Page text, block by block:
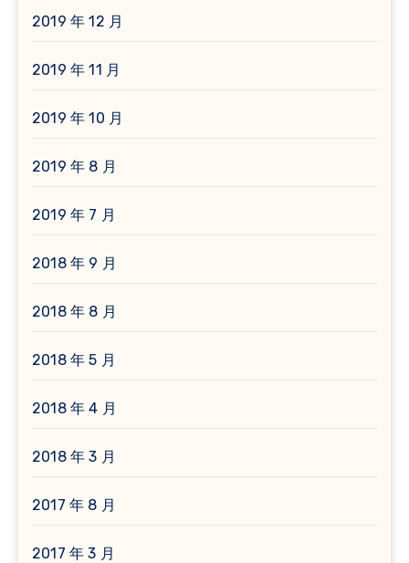
2019 年 12 月
2019 年 11 月
2019 年 10 月
2019 年 8 月
2019 年 7 月
2018 年 9 月
2018 年 8 月
2018 年 5 月
2018 年 4 月
2018 年 3 月
2017 年 8 月
2017 年 3 月